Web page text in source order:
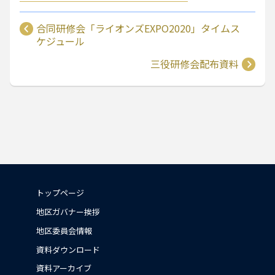
合同研修会「ライオンズEXPO2020」タイムス
ケジュール
三役研修会配布資料
トップページ
地区ガバナー挨拶
地区委員会情報
資料ダウンロード
資料アーカイブ